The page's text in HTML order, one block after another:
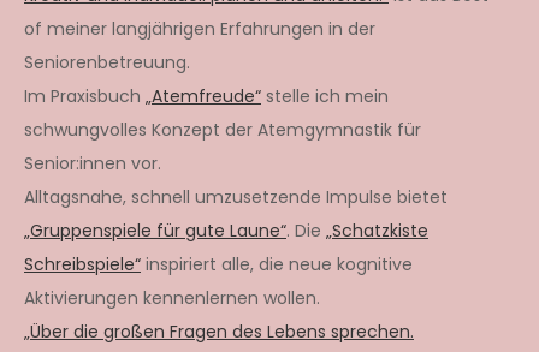
of meiner langjährigen Erfahrungen in der
Seniorenbetreuung.
Im Praxisbuch „Atemfreude“ stelle ich mein
schwungvolles Konzept der Atemgymnastik für
Senior:innen vor.
Alltagsnahe, schnell umzusetzende Impulse bietet
„Gruppenspiele für gute Laune“. Die „Schatzkiste
Schreibspiele“ inspiriert alle, die neue kognitive
Aktivierungen kennenlernen wollen.
„Über die großen Fragen des Lebens sprechen.